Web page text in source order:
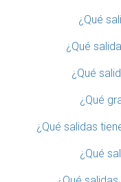
¿Qué
¿Qué
¿Qué
¿Qué
¿Qué salidas
¿Qué